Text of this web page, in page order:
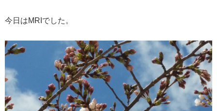
今日はMRIでした。